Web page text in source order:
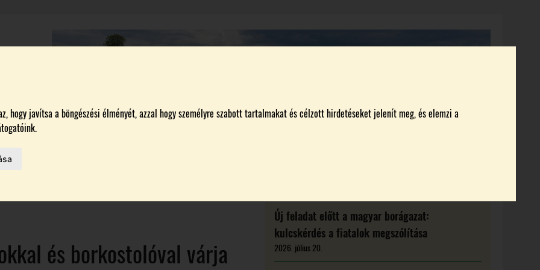
hogy javítsa a böngészési élményét, azzal hogy személyre szabott tartalmakat és célzott hirdetéseket jelenít meg, és elemzi a
BORÁSZATOK MAGYARORSZÁG LEGSZEBB SZŐLŐBIRTOKA 2026 KI KICSODA RENDEZVÉNYEK MAGAZIN
BORTERMELŐK
és borkostolóval várja
Új feladat előtt a magyar borágazat:
kulcskérdés a fiatalok megszólítása
2026. július 20.